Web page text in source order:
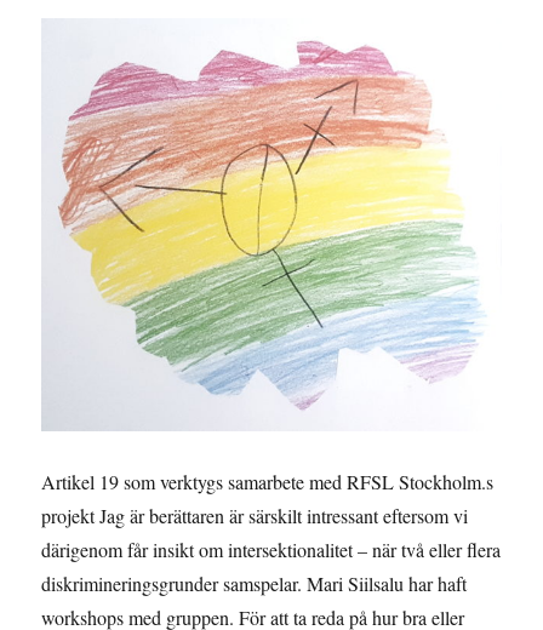
Artikel 19 som verktygs samarbete med RFSL Stockholm.s
projekt Jag är berättaren är särskilt intressant eftersom vi
därigenom får insikt om intersektionalitet – när två eller flera
diskrimineringsgrunder samspelar. Mari Siilsalu har haft
workshops med gruppen. För att ta reda på hur bra eller